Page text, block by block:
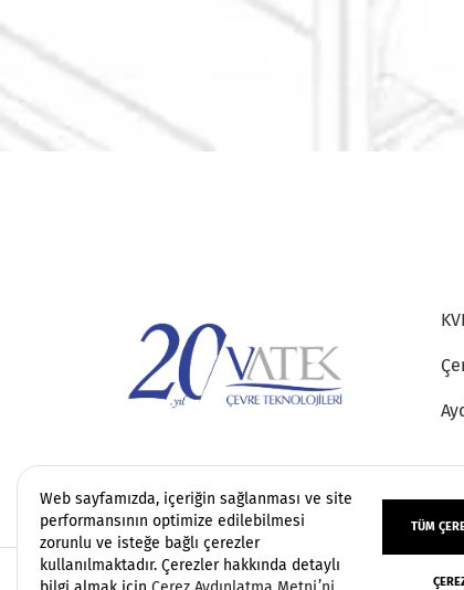
Copyright 2006 - 2026 Vatek Çevre. Her
Web sayfamızda, içeriğin sağlanması ve site
performansının optimize edilebilmesi
zorunlu ve isteğe bağlı çerezler
kullanılmaktadır. Çerezler hakkında detaylı
TÜM